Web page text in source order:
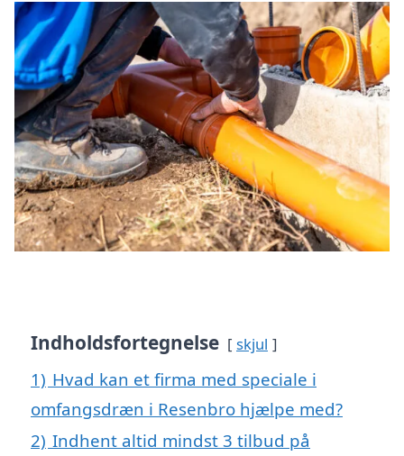
Indholdsfortegnelse skjul
1) Hvad kan et firma med speciale i
omfangsdræn i Resenbro hjælpe med?
2) Indhent altid mindst 3 tilbud på